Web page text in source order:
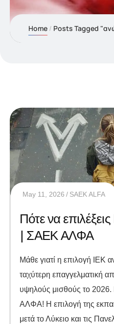
Home Posts Tagged "ανώτερης
May 11, 2026 SAEK ALFA
Πότε να
| ΣΑΕΚ ΑΛΦΑ
Μάθε γιατί η επιλογή ΙΕΚ
ταχύτερη επαγγελματική
υψηλούς μισθούς το
ΑΛΦΑ! Η επιλογή της
μετά το Λύκειο και τις